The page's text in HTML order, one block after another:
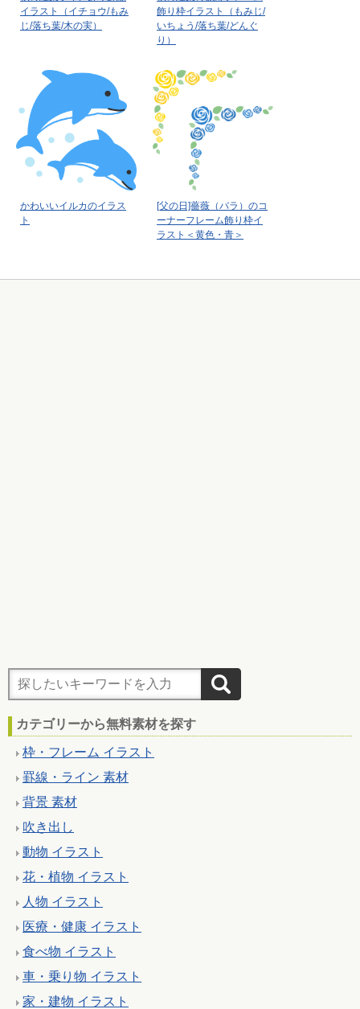
イラスト（イチョウ/もみ
じ/落ち葉/木の実）
飾り枠イラスト（もみじ/
いちょう/落ち葉/どんぐ
り）
かわいいイルカのイラス
ト
[父の日]薔薇（バラ）のコ
ーナーフレーム飾り枠イ
ラスト＜黄色・青＞
カテゴリーから無料素材を探す
枠・フレーム イラスト
罫線・ライン 素材
背景 素材
吹き出し
動物 イラスト
花・植物 イラスト
人物 イラスト
医療・健康 イラスト
食べ物 イラスト
車・乗り物 イラスト
家・建物 イラスト